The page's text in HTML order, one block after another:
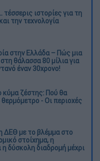
ιστορίες για τη
την τεχνολογία
στην Ελλάδα – Πώς μια
θάλασσα 80 μίλια για
έναν 30χρονο!
ζέστης: Πού θα
θερμόμετρο - Οι περιοχές
ΔΕΘ με το βλέμμα στο
στοίχημα, η
η δύσκολη διαδρομή μέχρι